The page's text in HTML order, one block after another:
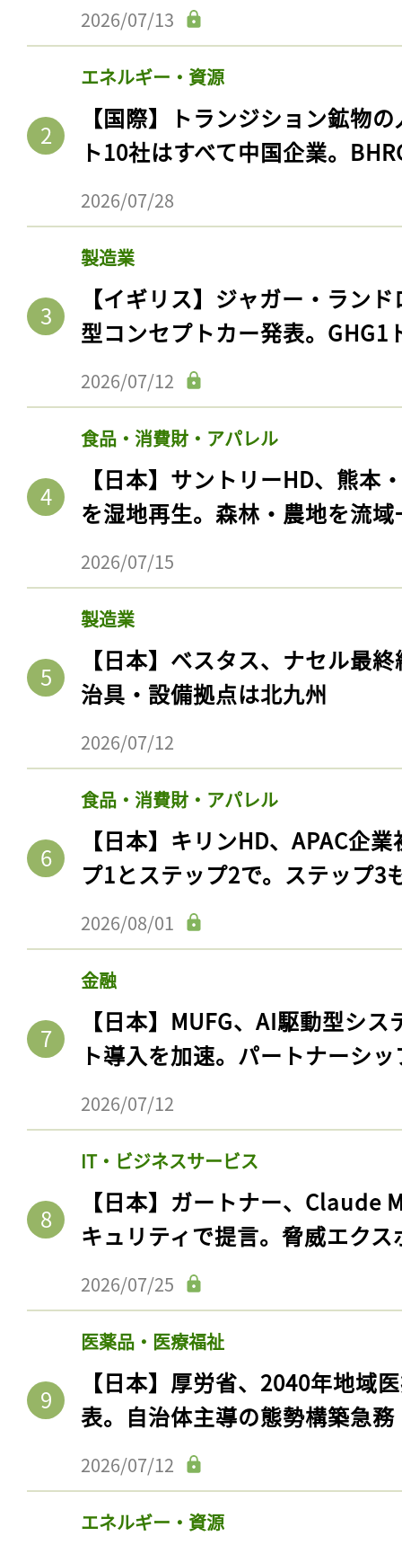
2026/07/13
エネルギー・資源
【国際】トランジション鉱物
ト10社はすべて中国企業。
2026/07/28
製造業
【イギリス】ジャガー・ラン
型コンセプトカー発表。GHG1
2026/07/12
食品・消費財・アパレル
【日本】サントリーHD、熊本
を湿地再生。森林・農地を流
2026/07/15
製造業
【日本】ベスタス、ナセル最
治具・設備拠点は北九州
2026/07/12
食品・消費財・アパレル
【日本】キリンHD、APAC企
プ1とステップ2で。ステップ3
2026/08/01
金融
【日本】MUFG、AI駆動型シ
ト導入を加速。パートナーシ
2026/07/12
IT・ビジネスサービス
【日本】ガートナー、Claude
キュリティで提言。脅威エク
2026/07/25
医薬品・医療福祉
【日本】厚労省、2040年地域
表。自治体主導の態勢構築急務
2026/07/12
エネルギー・資源
記事をお気に入りに
ログインが必
ログイン